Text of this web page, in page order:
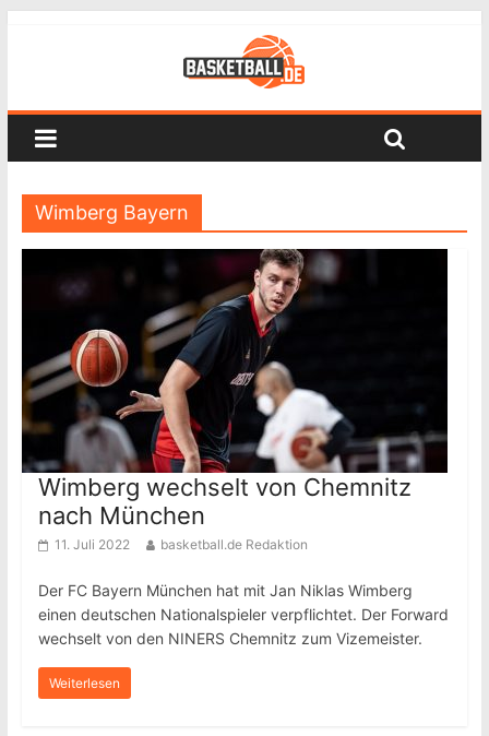
Wimberg Bayern
Wimberg wechselt von Chemnitz
nach München
11. Juli 2022 basketball.de Redaktion
Der FC Bayern München hat mit Jan Niklas Wimberg
einen deutschen Nationalspieler verpflichtet. Der Forward
wechselt von den NINERS Chemnitz zum Vizemeister.
Weiterlesen